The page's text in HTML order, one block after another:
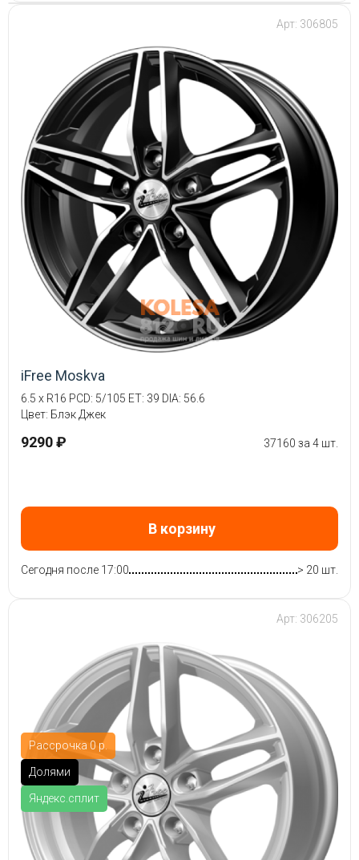
Арт: 306805
iFree Moskva
6.5 x R16 PCD: 5/105 ET: 39 DIA: 56.6
Цвет: Блэк Джек
9290 ₽ 37160 за 4 шт.
В корзину
Сегодня после 17:00 > 20 шт.
Рассрочка 0 р.
Долями
Яндекс.сплит
Арт: 306205